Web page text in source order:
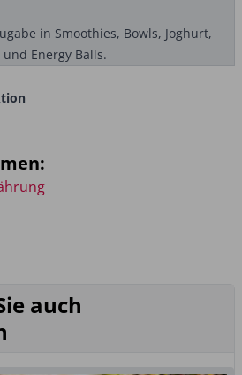
in Smoothies, Bowls, Joghurt,
Energy Balls.
auch